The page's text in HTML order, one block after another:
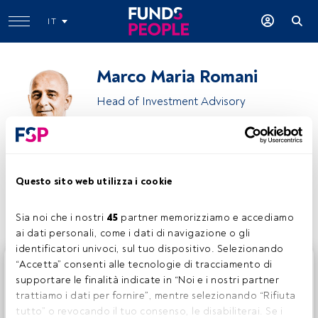
Questo sito web utilizza i cookie
Sia noi che i nostri 45 partner memorizziamo e accediamo
ai dati personali, come i dati di navigazione o gli
identificatori univoci, sul tuo dispositivo. Selezionando
“Accetta” consenti alle tecnologie di tracciamento di
supportare le finalità indicate in “Noi e i nostri partner
trattiamo i dati per fornire”, mentre selezionando “Rifiuta
tutto” o revocando il tuo consenso, le disabiliterai. Se i
IT
Marco Maria Romani
Head of Investment Advisory
Condividi:
Questo è un articolo riservato agli utenti FundsPeople. Se
sei già registrato, accedi tramite il pulsante Login. Se non
hai ancora un account, ti invitiamo a registrarti per scoprire
tutti i contenuti che FundsPeople ha da offrire.